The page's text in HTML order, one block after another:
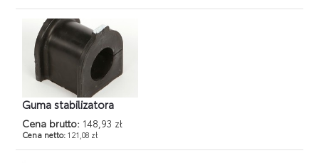
Guma stabilizatora
Cena brutto: 148,93 zł
Cena netto:121,08 zł